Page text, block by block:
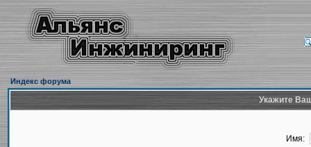
Индекс форума
Укажите
Имя: